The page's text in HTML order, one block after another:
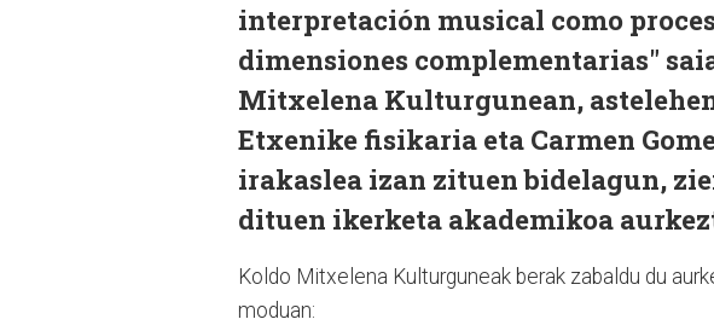
interpretación musical como
dimensiones complementarias"
Mitxelena Kulturgunean,
Etxenike fisikaria eta Carmen
irakaslea izan zituen bidelagun,
dituen ikerketa akademikoa
Koldo Mitxelena Kulturguneak berak zabaldu du
moduan: